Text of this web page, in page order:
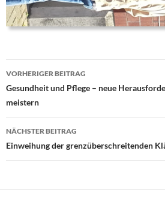
Beitrags-
Navigation
VORHERIGER BEITRAG
Gesundheit und Pflege – neue
meistern
NÄCHSTER BEITRAG
Einweihung der grenzüberschreitenden